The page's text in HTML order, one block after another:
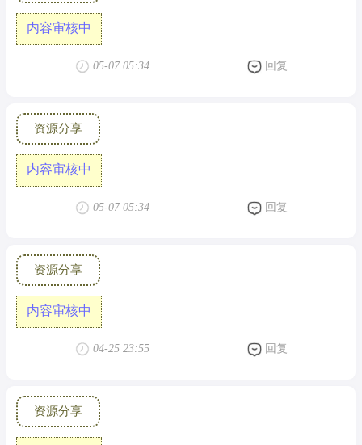
内容审核中
05-07 05:34 回复
资源分享
内容审核中
05-07 05:34 回复
资源分享
内容审核中
04-25 23:55 回复
资源分享